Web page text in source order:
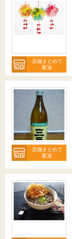
店舗まとめて
配送
店舗まとめて
配送